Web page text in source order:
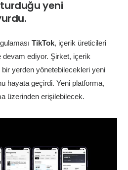
yeni
TikTok, içerik üreticileri
ediyor. Şirket, içerik
bir yerden yönetebilecekleri yeni
hayata geçirdi. Yeni platforma,
üzerinden erişilebilecek.